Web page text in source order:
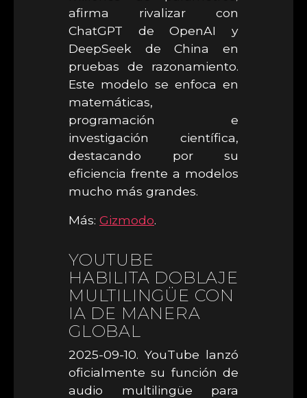
afirma rivalizar con
ChatGPT de OpenAI y
DeepSeek de China en
pruebas de razonamiento.
Este modelo se enfoca en
matemáticas,
programación e
investigación científica,
destacando por su
eficiencia frente a modelos
mucho más grandes.
Más: Gizmodo.
YOUTUBE
HABILITA DOBLAJE
MULTILINGÜE CON
IA DE MANERA
GLOBAL
2025-09-10. YouTube lanzó
oficialmente su función de
audio multilingüe para